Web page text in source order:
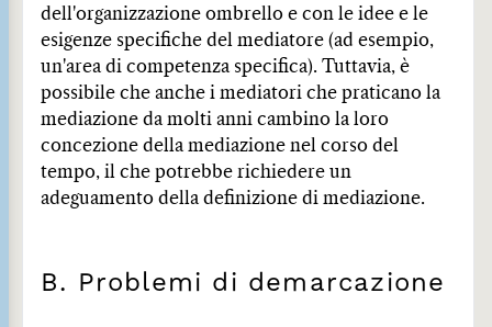
dell'organizzazione ombrello e con le idee e le
esigenze specifiche del mediatore (ad esempio,
un'area di competenza specifica). Tuttavia, è
possibile che anche i mediatori che praticano la
mediazione da molti anni cambino la loro
concezione della mediazione nel corso del
tempo, il che potrebbe richiedere un
adeguamento della definizione di mediazione.
B. Problemi di demarcazione